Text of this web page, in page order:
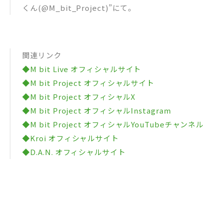
くん(@M_bit_Project)”にて。
関連リンク
◆M bit Live オフィシャルサイト
◆M bit Project オフィシャルサイト
◆M bit Project オフィシャルX
◆M bit Project オフィシャルInstagram
◆M bit Project オフィシャルYouTubeチャンネル
◆Kroi オフィシャルサイト
◆D.A.N. オフィシャルサイト